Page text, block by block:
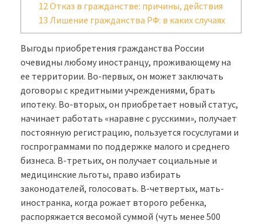
12 Отказ в гражданстве: причины, действия
13 Лишение гражданства РФ: в каких случаях
Выгоды приобретения гражданства России
очевидны любому иностранцу, проживающему на
ее территории. Во-первых, он может заключать
договоры с кредитными учреждениями, брать
ипотеку. Во-вторых, он приобретает новый статус,
начинает работать «наравне с русскими», получает
постоянную регистрацию, пользуется госуслугами и
госпрограммами по поддержке малого и среднего
бизнеса. В-третьих, он получает социальные и
медицинские льготы, право избирать
законодателей, голосовать. В-четвертых, мать-
иностранка, когда рожает второго ребенка,
распоряжается весомой суммой (чуть менее 500